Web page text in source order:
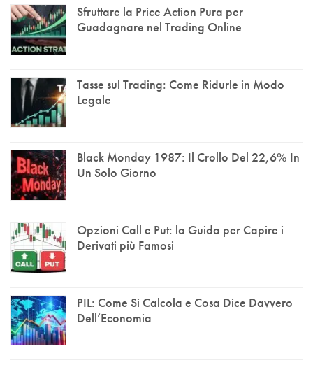
Sfruttare la Price Action Pura per
Guadagnare nel Trading Online
Tasse sul Trading: Come Ridurle in Modo
Legale
Black Monday 1987: Il Crollo Del 22,6% In
Un Solo Giorno
Opzioni Call e Put: la Guida per Capire i
Derivati più Famosi
PIL: Come Si Calcola e Cosa Dice Davvero
Dell’Economia